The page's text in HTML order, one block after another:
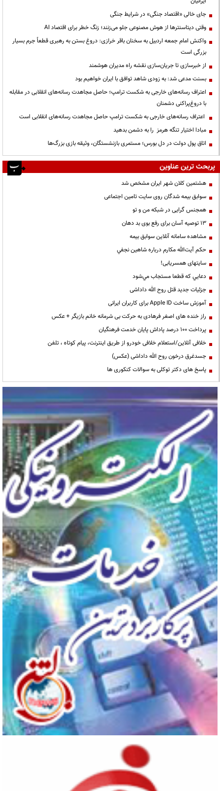
جای خالی «اقتصاد جنگی» در شرایط جنگی
وقتی دیتاسنترها از هوش مصنوعی جلو می‌زنند؛ زنگ خطر برای اقتصاد AI
واکنش امام جمعه اردبیل به سخنان باقر خرازی: دروغ بستن به رهبری قطعاً جرم بسیار
بزرگی است
از خبرسازی تا جریان‌سازی نقشه راه مدیران هوشمند
بسنت مدعی شد: به زودی شاهد توافق با ایران خواهیم بود
اعتراف رسانه‌های خارجی به شکست ترامپ؛ حاصل مجاهدت رسانه‌های انقلابی در مقابله
با دروغ‌پراکنی دشمنان
اعتراف رسانه‌های خارجی به شکست ترامپ حاصل مجاهدت رسانه‌های انقلابی است
مبادا اختیار تنگه هرمز را به دشمن بدهید
اتاق پول دولت در دل بورس؛ مستمری بازنشستگان، وثیقه بازی بزرگ‌ها
پربحث ترین عناوین
هشتمین کلان شهر ایران مشخص شد
سوابق بیمه شدگان روی سایت تامین اجتماعی
همجنس گرایی در شبکه من و تو
13 توصیه آسان برای رفع بوی بد دهان
مشاهده سامانه آنلاين سوابق بیمه
حكم آيت‌الله مكارم درباره شاهين نجفي
سایتهای همسریابی!
دعايي كه قطعا مستجاب مي‌شود
جزئیات جدید قتل روح الله داداشی
آموزش ساخت Apple ID برای کاربران ایرانی
راز خنده های اصغر فرهادی به حرکت بی شرمانه خانم بازیگر + عکس
پرداخت ۱۰۰ درصد پاداش پایان خدمت فرهنگیان
خلافی آنلاین/استعلام خلافی خودرو از طریق اینترنت، پیام کوتاه ، تلفن
جسدغرق درخون روح الله داداشی (عکس)
پاسخ های دکتر توکلی به سوالات کنکوری ها